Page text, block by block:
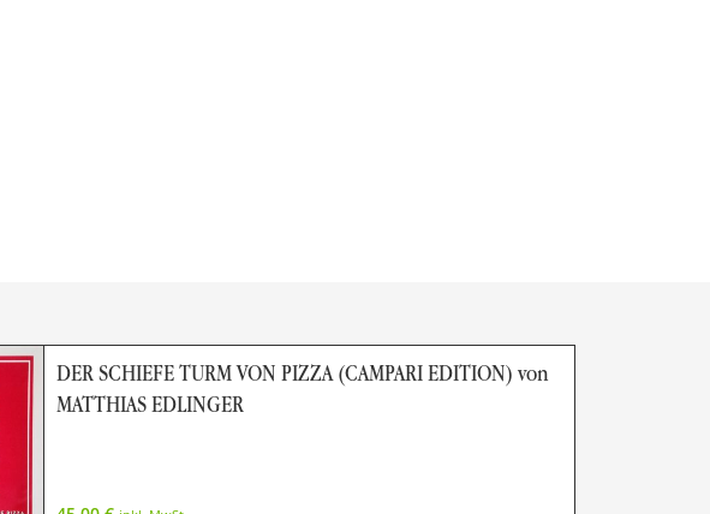
DER SCHIEFE TURM VON PIZZA (CAMPARI EDITION) von
MATTHIAS EDLINGER